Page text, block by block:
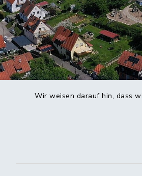
Wir weisen darauf hin, dass